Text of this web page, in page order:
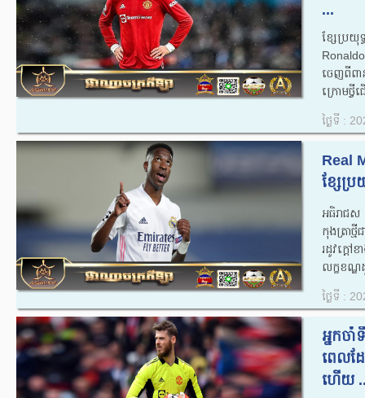
...
ខ្សែប្រ
ចេញពីពា
ក្រោមថ្វី
ថ្ងៃទី :
Real
ខ្សែប្
អធិរាជស
កុងត្រាថ្
រដូវក្តៅ
លក្ខខណ្ឌ
ថ្ងៃទី :
អ្នកច
ពេលដ
ហើយ